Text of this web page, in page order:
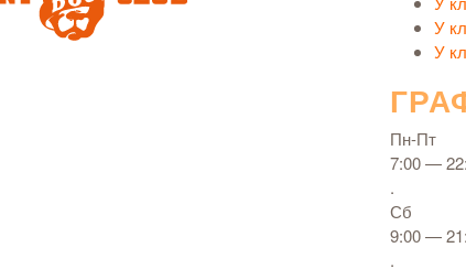
У
У
Пн-Пт
7:00 —
.
Сб
9:00 —
.